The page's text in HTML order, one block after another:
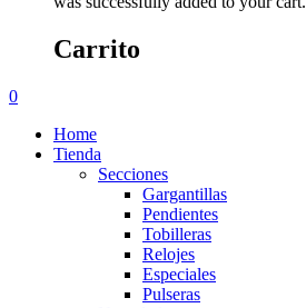
Carrito
0
Home
Tienda
Secciones
Gargantillas
Pendientes
Tobilleras
Relojes
Especiales
Pulseras